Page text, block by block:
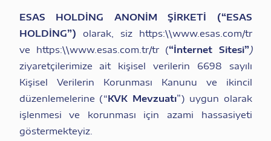
ESAS HOLDİNG ANONİM ŞİRKETİ (“ESAS
HOLDİNG”) olarak, siz https:\\www.esas.com/tr
ve https:\\www.esas.com.tr/tr(“İnternet Sitesi”)
ziyaretçilerimize ait kişisel verilerin 6698 sayılı
Kişisel Verilerin Korunması Kanunu ve ikincil
düzenlemelerine (“KVK Mevzuatı”) uygun olarak
işlenmesi ve korunması için azami hassasiyeti
göstermekteyiz.